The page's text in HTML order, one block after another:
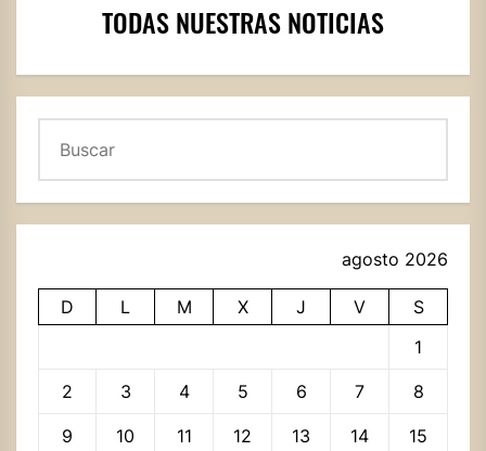
TODAS NUESTRAS NOTICIAS
agosto 2026
D L M X J V
S
1
2 3 4 5 6 7 8
9 10 11 12 13 14 15